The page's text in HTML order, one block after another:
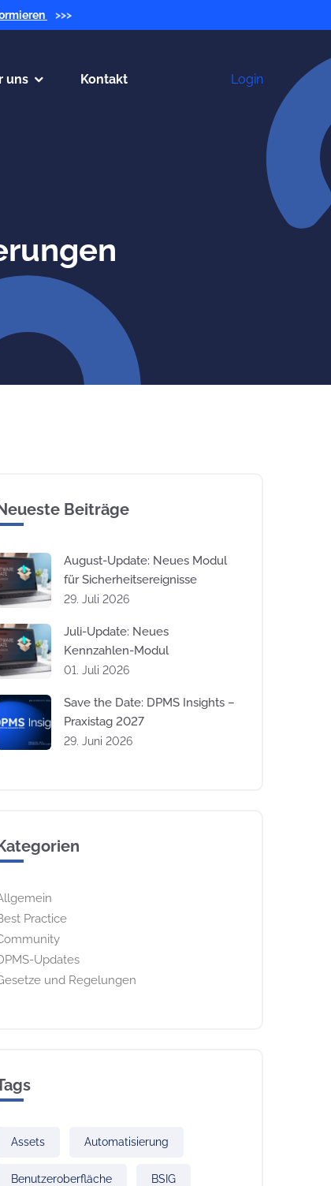
>>>
uns Kontakt Login
Beiträge
August-Update: Neues Modul
für Sicherheitsereignisse
29. Juli 2026
Juli-Update: Neues
Kennzahlen-Modul
01. Juli 2026
Save the Date: DPMS Insights –
Praxistag 2027
29. Juni 2026
Practice
Updates
und Regelungen
Assets Automatisierung
Benutzeroberfläche BSIG